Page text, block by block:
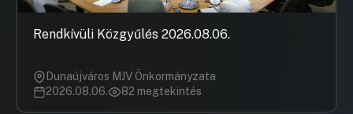
Rendkívüli Közgyűlés 2026.08.06.
Dunaújváros MJV Önkormányzata
2026.08.06.
82 megtekintés